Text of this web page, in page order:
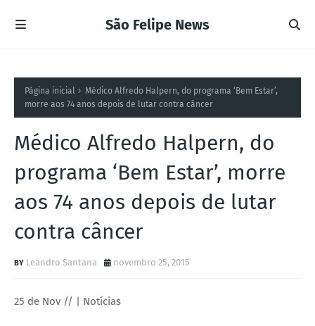
São Felipe News
Página inicial
Médico Alfredo Halpern, do programa ‘Bem Estar’,
morre aos 74 anos depois de lutar contra câncer
Médico Alfredo Halpern, do
programa ‘Bem Estar’, morre
aos 74 anos depois de lutar
contra câncer
Leandro Santana novembro 25, 2015
25 de Nov // | Notícias